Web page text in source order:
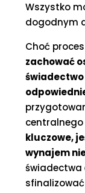
Wszystko
dogodnym
Choć
zachować
kluczowe,
wynajem
świadectwa